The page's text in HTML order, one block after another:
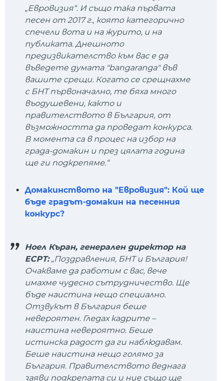
„Евровизия“. И също така първата
песен от 2017 г., която категорично
спечели вота и на журито, и на
публиката. Днешното
предизвикателство към вас е да
въведете думата "bangaranga" във
вашите срещи. Когато се срещнахме
с БНТ първоначално, те бяха много
въодушевени, както и
правителството в България, от
възможността да проведат конкурса.
В момента са в процес на избор на
града-домакин и през цялата година
ще ги подкрепяме.“
Домакинството на "Евровизия": Кой ще
бъде градът-домакин на песенния
конкурс?
Ноел Къран, генерален директор на
ЕСРТ:„Поздравления, БНТ и България!
Очакваме да работим с вас, вече
имахме чудесно сътрудничество. Ще
бъде наистина нещо специално.
Отзвукът в България беше
невероятен. Гледах кадрите –
наистина невероятно. Беше
истинска радост да ги наблюдавам.
Беше наистина нещо голямо за
България. Правителството веднага
заяви подкрепата си и ние също ще